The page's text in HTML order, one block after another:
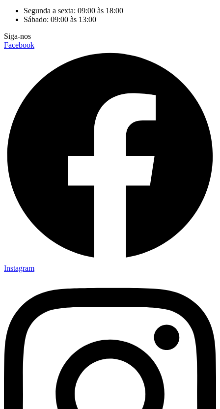
Segunda a sexta: 09:00 às 18:00
Sábado: 09:00 às 13:00
Siga-nos
Facebook
Instagram